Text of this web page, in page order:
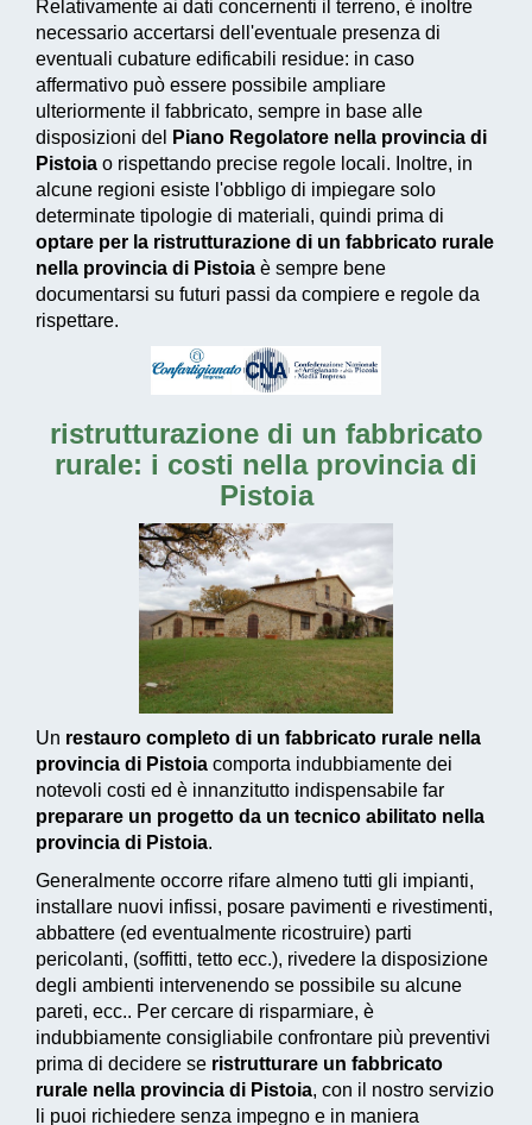
Relativamente ai dati concernenti il terreno, è inoltre
necessario accertarsi dell'eventuale presenza di
eventuali cubature edificabili residue: in caso
affermativo può essere possibile ampliare
ulteriormente il fabbricato, sempre in base alle
disposizioni del
Piano Regolatore nella provincia di
Pistoia o rispettando precise regole locali. Inoltre, in
alcune regioni esiste l'obbligo di impiegare solo
determinate tipologie di materiali, quindi prima di
optare per la ristrutturazione di un fabbricato rurale
nella provincia di Pistoia è sempre bene
documentarsi su futuri passi da compiere e regole da
rispettare.
ristrutturazione di un fabbricato
rurale: i costi nella provincia di
Pistoia
Un restauro completo di un fabbricato rurale nella
provincia di Pistoia comporta indubbiamente dei
notevoli costi ed è innanzitutto indispensabile far
preparare un progetto da un tecnico abilitato nella
provincia di Pistoia.
Generalmente occorre rifare almeno tutti gli impianti,
installare nuovi infissi, posare pavimenti e rivestimenti,
abbattere (ed eventualmente ricostruire) parti
pericolanti, (soffitti, tetto ecc.), rivedere la disposizione
degli ambienti intervenendo se possibile su alcune
pareti, ecc.. Per cercare di risparmiare, è
indubbiamente consigliabile confrontare più preventivi
prima di decidere se ristrutturare un fabbricato
rurale nella provincia di Pistoia, con il nostro servizio
li puoi richiedere senza impegno e in maniera